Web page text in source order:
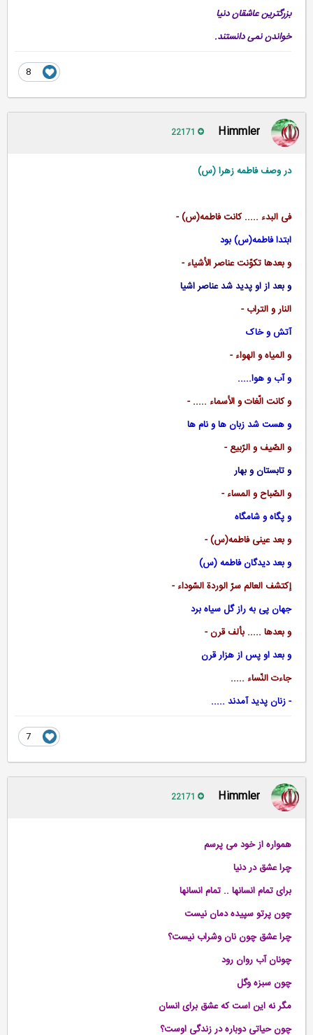
بزرگترین عاشقان دنیا
خواندن نمی دانستند.
Himmler
در وصف فاطمه زهرا (س)
فی البدء ..... کانت فاطمه(س) -
ابتدا فاطمه(س) بود
و بعدها تکوّنت عناصر الأشیاء -
و بعد از او پدید شد عناصر اشیا
النار و التراب -
آتش و خاک
و المیاه و الهواء -
و آب و هوا.....
و کانت الّغات و الأسماء ..... -
و هست شد زبان ها و نام ها
و الصّیف و الرّبیع -
و تابستان و بهار
و الصّباح و المساء -
و پگاه و شامگاه
و بعد عینی فاطمه(س) -
و بعد دیدگان فاطمه (س)
إکتشف العالم سرّ الوردة السّوداء -
جهان پی به راز گل سیاه برد
و بعدها ..... بألف قرن -
و بعد او پس از هزار قرن
جاءت النّساء .....
- زنان پدید آمدند .....
Himmler
همواره از خود می پرسم
چرا عشق در دنیا
برای تمام انسانها .. تمام انسانها
چون پرتو سپیده دمان نیست
چرا عشق چون نان وشراب نیست؟
چونان آب روان رود
چون سبزه وگل
مگر نه این است که عشق برای انسان
چون حیاتی دوباره در زندگی اوست؟